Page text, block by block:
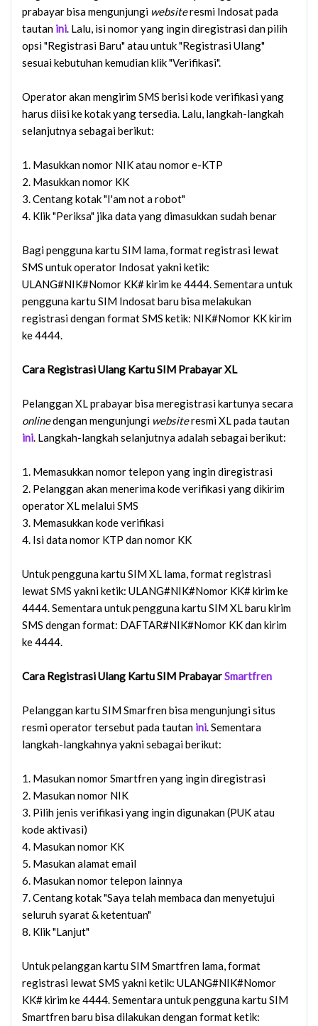
prabayar bisa mengunjungi websiteresmi Indosat pada
tautan ini. Lalu, isi nomor yang ingin diregistrasi dan pilih
opsi "Registrasi Baru" atau untuk "Registrasi Ulang"
sesuai kebutuhan kemudian klik "Verifikasi".
Operator akan mengirim SMS berisi kode verifikasi yang
harus diisi ke kotak yang tersedia. Lalu, langkah-langkah
selanjutnya sebagai berikut:
1. Masukkan nomor NIK atau nomor e-KTP
2. Masukkan nomor KK
3. Centang kotak "I'am not a robot"
4. Klik "Periksa" jika data yang dimasukkan sudah benar
Bagi pengguna kartu SIM lama, format registrasi lewat
SMS untuk operator Indosat yakni ketik:
ULANG#NIK#Nomor KK# kirim ke 4444. Sementara untuk
pengguna kartu SIM Indosat baru bisa melakukan
registrasi dengan format SMS ketik: NIK#Nomor KK kirim
ke 4444.
Cara Registrasi Ulang Kartu SIM Prabayar XL
Pelanggan XL prabayar bisa meregistrasi kartunya secara
onlinedengan mengunjungi websiteresmi XL pada tautan
ini. Langkah-langkah selanjutnya adalah sebagai berikut:
1. Memasukkan nomor telepon yang ingin diregistrasi
2. Pelanggan akan menerima kode verifikasi yang dikirim
operator XL melalui SMS
3. Memasukkan kode verifikasi
4. Isi data nomor KTP dan nomor KK
Untuk pengguna kartu SIM XL lama, format registrasi
lewat SMS yakni ketik: ULANG#NIK#Nomor KK# kirim ke
4444. Sementara untuk pengguna kartu SIM XL baru kirim
SMS dengan format: DAFTAR#NIK#Nomor KK dan kirim
ke 4444.
Cara Registrasi Ulang Kartu SIM PrabayarSmartfren
Pelanggan kartu SIM Smarfren bisa mengunjungi situs
resmi operator tersebut pada tautan ini. Sementara
langkah-langkahnya yakni sebagai berikut:
1. Masukan nomor Smartfren yang ingin diregistrasi
2. Masukan nomor NIK
3. Pilih jenis verifikasi yang ingin digunakan (PUK atau
kode aktivasi)
4. Masukan nomor KK
5. Masukan alamat email
6. Masukan nomor telepon lainnya
7. Centang kotak "Saya telah membaca dan menyetujui
seluruh syarat & ketentuan"
8. Klik "Lanjut"
Untuk pelanggan kartu SIM Smartfren lama, format
registrasi lewat SMS yakni ketik: ULANG#NIK#Nomor
KK# kirim ke 4444. Sementara untuk pengguna kartu SIM
Smartfren baru bisa dilakukan dengan format ketik: